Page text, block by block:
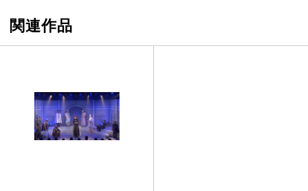
関連作品